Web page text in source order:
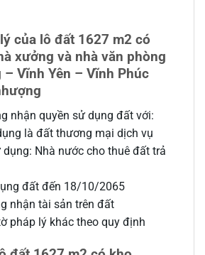
của lô đất 1627 m2 có
xưởng và nhà văn phòng
– Vĩnh Yên – Vĩnh Phúc
nhận quyền sử dụng đất với:
là đất thương mại dịch vụ
Nhà nước cho thuê đất trả
đất đến 18/10/2065
nhận tài sản trên đất
pháp lý khác theo quy định